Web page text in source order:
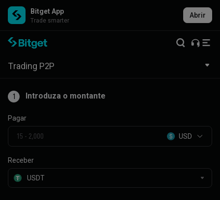
Bitget App
Trade smarter
Abrir
Trading P2P
1 Introduza o montante
Pagar
USD
Receber